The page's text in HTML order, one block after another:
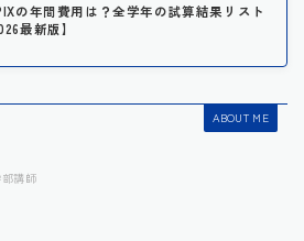
の年間費用は？全学年の試算結果リスト
最新版】
ABOUT ME
講師